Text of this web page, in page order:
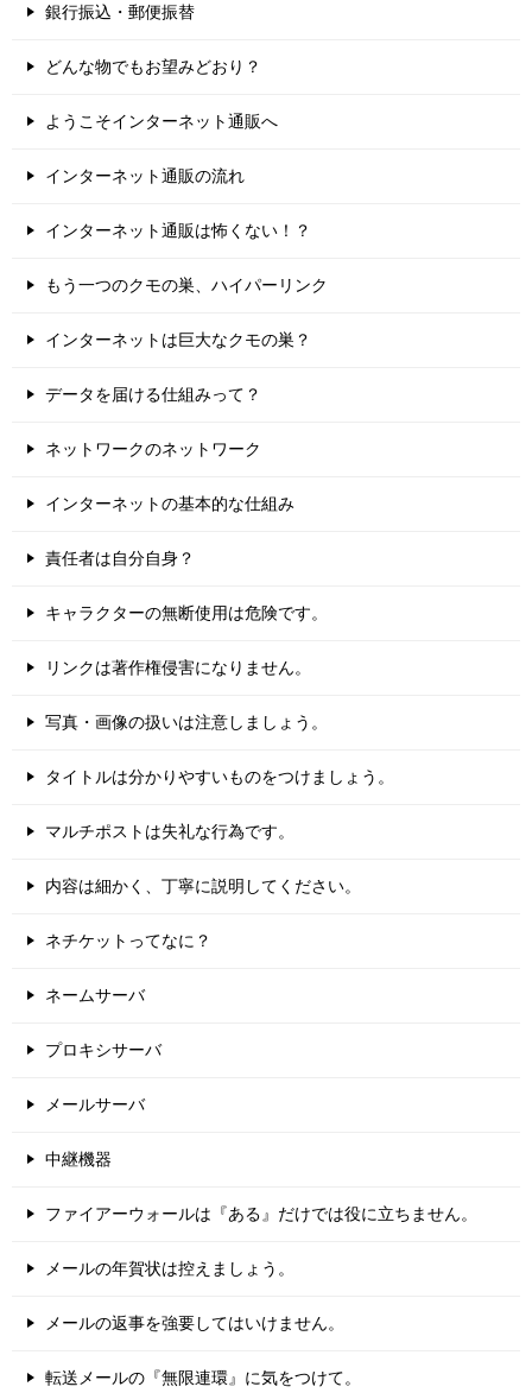
銀行振込・郵便振替
どんな物でもお望みどおり？
ようこそインターネット通販へ
インターネット通販の流れ
インターネット通販は怖くない！？
もう一つのクモの巣、ハイパーリンク
インターネットは巨大なクモの巣？
データを届ける仕組みって？
ネットワークのネットワーク
インターネットの基本的な仕組み
責任者は自分自身？
キャラクターの無断使用は危険です。
リンクは著作権侵害になりません。
写真・画像の扱いは注意しましょう。
タイトルは分かりやすいものをつけましょう。
マルチポストは失礼な行為です。
内容は細かく、丁寧に説明してください。
ネチケットってなに？
ネームサーバ
プロキシサーバ
メールサーバ
中継機器
ファイアーウォールは『ある』だけでは役に立ちません。
メールの年賀状は控えましょう。
メールの返事を強要してはいけません。
転送メールの『無限連環』に気をつけて。